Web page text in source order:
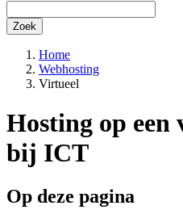
Zoek
Home
Webhosting
Virtueel
Hosting op een
bij ICT
Op deze pagina